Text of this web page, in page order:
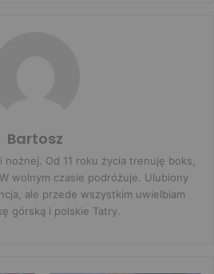
Bartosz
nożnej. Od 11 roku życia trenuję boks,
wolnym czasie podróżuje. Ulubiony
ale przede wszystkim uwielbiam
górską i polskie Tatry.